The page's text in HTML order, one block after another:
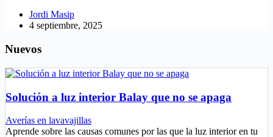
Jordi Masip
4 septiembre, 2025
Nuevos
Solución a luz interior Balay que no se apaga
Averías en lavavajillas
Aprende sobre las causas comunes por las que la luz interior en tu